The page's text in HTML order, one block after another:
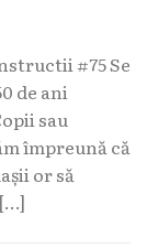
#75 Se
de ani
sau
împreună că
or să